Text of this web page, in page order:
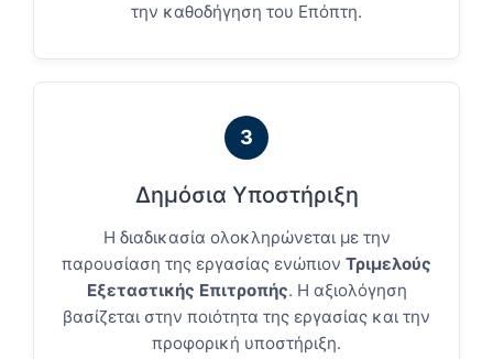
την καθοδήγηση του Επόπτη.
3
Δημόσια Υποστήριξη
Η διαδικασία ολοκληρώνεται με την
παρουσίαση της εργασίας ενώπιον Τριμελούς
Εξεταστικής Επιτροπής. Η αξιολόγηση
βασίζεται στην ποιότητα της εργασίας και την
προφορική υποστήριξη.